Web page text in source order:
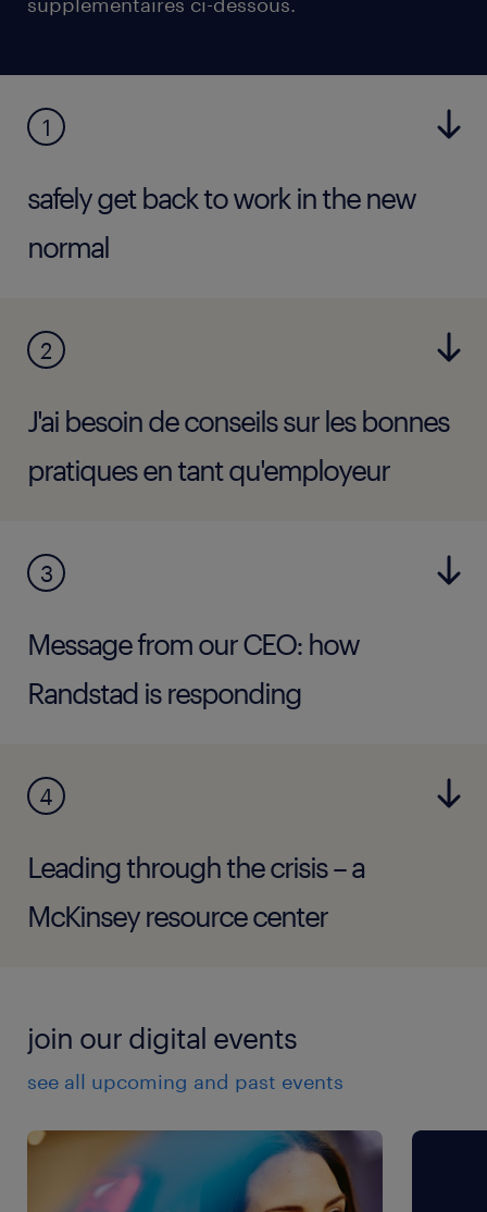
1
safely get back to work in the new
normal
2
J'ai besoin de conseils sur les bonnes
pratiques en tant qu'employeur
3
Message from our CEO: how
Randstad is responding
4
Leading through the crisis – a
McKinsey resource center
join our digital events
see all upcoming and past events